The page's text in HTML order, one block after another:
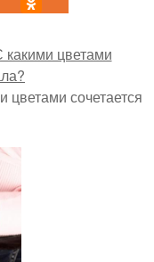
цветами сочетается